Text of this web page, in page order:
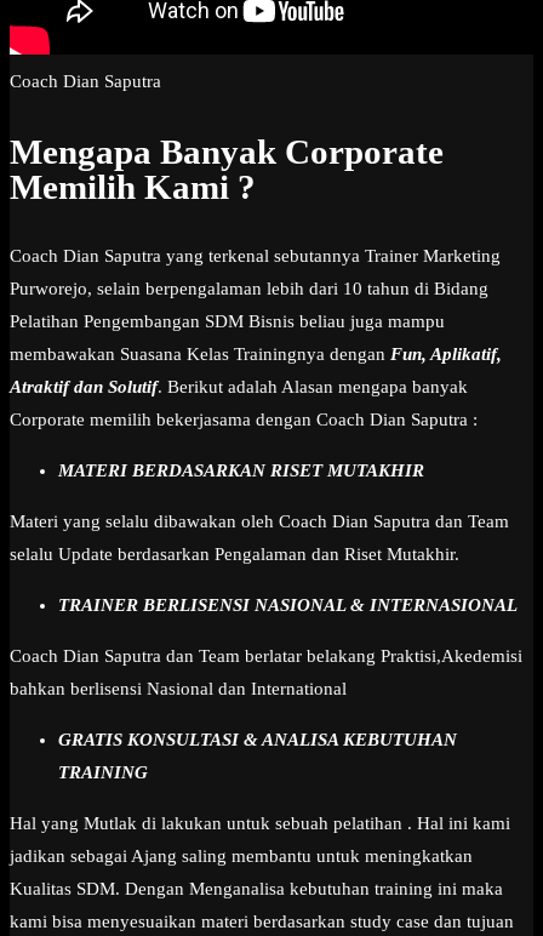
Coach Dian Saputra
Mengapa Banyak Corporate
Memilih Kami ?
Coach Dian Saputra yang terkenal sebutannya Trainer Marketing
Purworejo, selain berpengalaman lebih dari 10 tahun di Bidang
Pelatihan Pengembangan SDM Bisnis beliau juga mampu
membawakan Suasana Kelas Trainingnya dengan Fun, Aplikatif,
Atraktif dan Solutif. Berikut adalah Alasan mengapa banyak
Corporate memilih bekerjasama dengan Coach Dian Saputra :
MATERI BERDASARKAN RISET MUTAKHIR
Materi yang selalu dibawakan oleh Coach Dian Saputra dan Team
selalu Update berdasarkan Pengalaman dan Riset Mutakhir.
TRAINER BERLISENSI NASIONAL & INTERNASIONAL
Coach Dian Saputra dan Team berlatar belakang Praktisi,Akedemisi
bahkan berlisensi Nasional dan International
GRATIS KONSULTASI & ANALISA KEBUTUHAN
TRAINING
Hal yang Mutlak di lakukan untuk sebuah pelatihan . Hal ini kami
jadikan sebagai Ajang saling membantu untuk meningkatkan
Kualitas SDM. Dengan Menganalisa kebutuhan training ini maka
kami bisa menyesuaikan materi berdasarkan study case dan tujuan